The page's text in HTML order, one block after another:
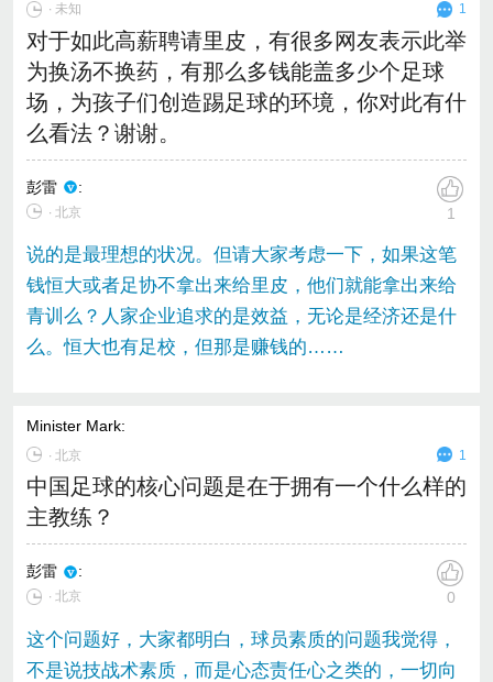
∙ 未知 1
对于如此高薪聘请里皮，有很多网友表示此举
为换汤不换药，有那么多钱能盖多少个足球
场，为孩子们创造踢足球的环境，你对此有什
么看法？谢谢。
彭雷 :
∙ 北京 1
说的是最理想的状况。但请大家考虑一下，如果这笔
钱恒大或者足协不拿出来给里皮，他们就能拿出来给
青训么？人家企业追求的是效益，无论是经济还是什
么。恒大也有足校，但那是赚钱的……
Minister Mark:
∙ 北京 1
中国足球的核心问题是在于拥有一个什么样的
主教练？
彭雷 :
∙ 北京 0
这个问题好，大家都明白，球员素质的问题我觉得，
不是说技战术素质，而是心态责任心之类的，一切向